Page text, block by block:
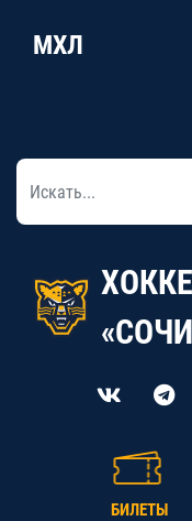
МХЛ
БИЛЕТЫ